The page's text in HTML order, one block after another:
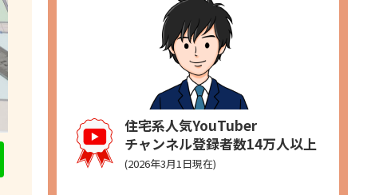
住宅系人気YouTuber
チャンネル登録者数14万人以上
(2026年3月1日現在)